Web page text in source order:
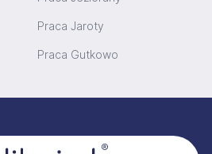
Praca Jaroty
Praca Gutkowo